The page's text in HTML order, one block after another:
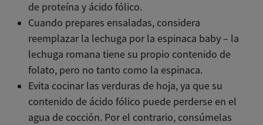
de proteína y ácido fólico.
Cuando prepares ensaladas, considera
reemplazar la lechuga por la espinaca baby – la
lechuga romana tiene su propio contenido de
folato, pero no tanto como la espinaca.
Evita cocinar las verduras de hoja, ya que su
contenido de ácido fólico puede perderse en el
agua de cocción. Por el contrario, consúmelas